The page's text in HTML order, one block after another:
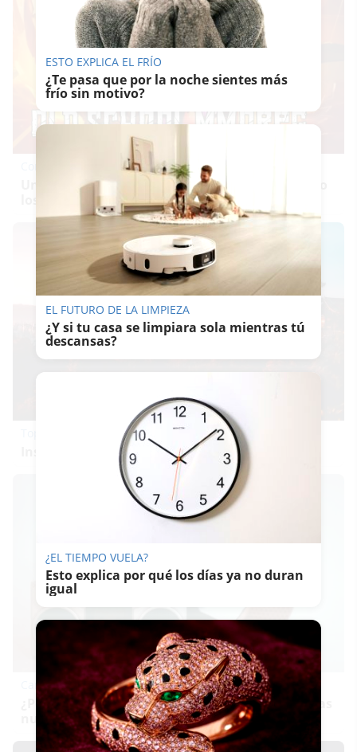
Corepunk MMORPG
Un verdadero MMORPG de la vieja escuela ¡Cómo
los de antes, pero mejor!
Top 2026: destinos clave
Inspírate y elige tu próximo destino para 2026
Canciones que marcan
¿Por qué recuerdas canciones viejas mejor que las
nuevas?
ESTO EXPLICA EL FRÍO
¿Te pasa que por la noche sientes más
frío sin motivo?
EL FUTURO DE LA LIMPIEZA
¿Y si tu casa se limpiara sola mientras tú
descansas?
¿EL TIEMPO VUELA?
Esto explica por qué los días ya no duran
igual